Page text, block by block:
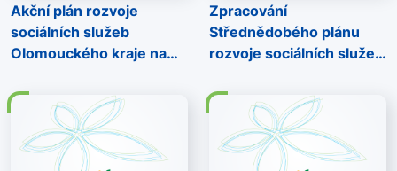
Akční plán rozvoje
sociálních služeb
Olomouckého kraje na
Zpracování
Střednědobého plánu
rozvoje sociálních služeb